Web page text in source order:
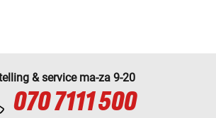
& service ma-za 9-20
070 7111 500